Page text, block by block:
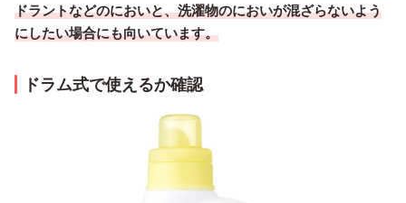
ドラントなどのにおいと、洗濯物のにおいが混ざらないよう
にしたい場合にも向いています。
ドラム式で使えるか確認